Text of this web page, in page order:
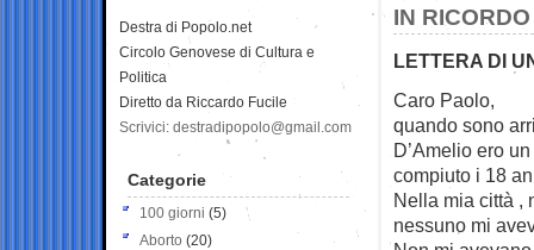
IN
LETTERA DI
Caro Paolo,
quando sono
D’Amelio ero
compiuto i 18
Nella mia città ,
nessuno mi
Destra di Popolo.net
Circolo Genovese di Cultura e
Politica
Diretto da Riccardo Fucile
Scrivici: destradipopolo@gmail.com
Categorie
100 giorni (5)
Aborto (20)